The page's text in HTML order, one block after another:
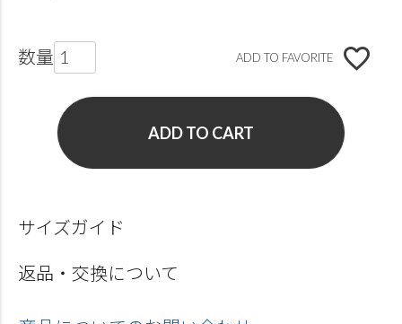
ADD TO FAVORITE
ADD TO CART
サイズガイド
返品・交換について